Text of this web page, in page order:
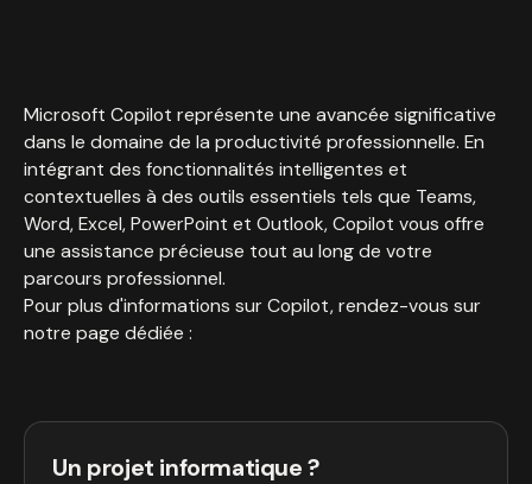
Microsoft Copilot représente une avancée significative
dans le domaine de la productivité professionnelle. En
intégrant des fonctionnalités intelligentes et
contextuelles à des outils essentiels tels que Teams,
Word, Excel, PowerPoint et Outlook, Copilot vous offre
une assistance précieuse tout au long de votre
parcours professionnel.
Pour plus d'informations sur Copilot, rendez-vous sur
notre page dédiée :
Un projet informatique ?